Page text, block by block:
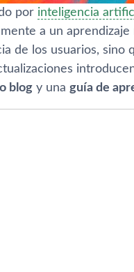
por inteligencia
a un
de los usuarios, sino
blog y una guía de